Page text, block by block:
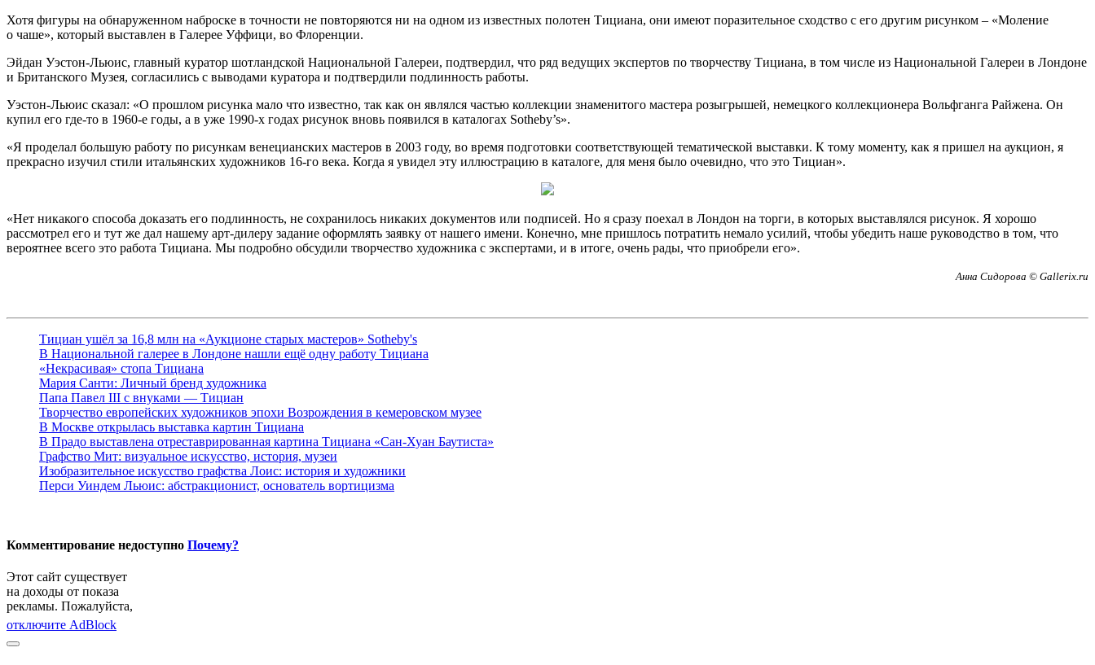
Хотя фигуры на обнаруженном наброске в точности не повторяются ни на одном из известных полотен Тициана, они имеют поразительное сходство с его другим рисунком – «Моление
о чаше», который выставлен в Галерее Уффици, во Флоренции.
Эйдан Уэстон-Льюис, главный куратор шотландской Национальной Галереи, подтвердил, что ряд ведущих экспертов по творчеству Тициана, в том числе из Национальной Галереи в Лондоне
и Британского Музея, согласились с выводами куратора и подтвердили подлинность работы.
Уэстон-Льюис сказал: «О прошлом рисунка мало что известно, так как он являлся частью коллекции знаменитого мастера розыгрышей, немецкого коллекционера Вольфганга Райжена. Он
купил его где-то в 1960-е годы, а в уже 1990-х годах рисунок вновь появился в каталогах Sotheby’s».
«Я проделал большую работу по рисункам венецианских мастеров в 2003 году, во время подготовки соответствующей тематической выставки. К тому моменту, как я пришел на аукцион, я
прекрасно изучил стили итальянских художников 16-го века. Когда я увидел эту иллюстрацию в каталоге, для меня было очевидно, что это Тициан».
«Нет никакого способа доказать его подлинность, не сохранилось никаких документов или подписей. Но я сразу поехал в Лондон на торги, в которых выставлялся рисунок. Я хорошо
рассмотрел его и тут же дал нашему арт-дилеру задание оформлять заявку от нашего имени. Конечно, мне пришлось потратить немало усилий, чтобы убедить наше руководство в том, что
вероятнее всего это работа Тициана. Мы подробно обсудили творчество художника с экспертами, и в итоге, очень рады, что приобрели его».
Анна Сидорова © Gallerix.ru
Тициан ушёл за 16,8 млн на «Аукционе старых мастеров» Sotheby's
В Национальной галерее в Лондоне нашли ещё одну работу Тициана
«Некрасивая» стопа Тициана
Мария Санти: Личный бренд художника
Папа Павел III с внуками — Тициан
Творчество европейских художников эпохи Возрождения в кемеровском музее
В Москве открылась выставка картин Тициана
В Прадо выставлена отреставрированная картина Тициана «Сан-Хуан Баутиста»
Графство Мит: визуальное искусство, история, музеи
Изобразительное искусство графства Лоис: история и художники
Перси Уиндем Льюис: абстракционист, основатель вортицизма
Комментирование недоступно Почему?
Этот сайт существует
на доходы от показа
рекламы. Пожалуйста,
отключите AdBlock